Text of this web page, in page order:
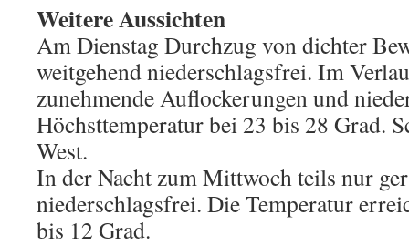
Weitere Aussichten
Am Dienstag Durchzug von dichter
weitgehend niederschlagsfrei. Im
zunehmende Auflockerungen und
Höchsttemperatur bei 23 bis 28 Grad.
West.
In der Nacht zum Mittwoch teils nur
niederschlagsfrei. Die Temperatur
bis 12 Grad.